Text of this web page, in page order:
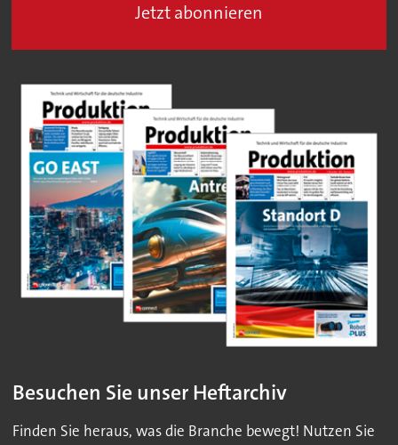
Jetzt abonnieren
Besuchen Sie unser Heftarchiv
Finden Sie heraus, was die Branche bewegt! Nutzen Sie